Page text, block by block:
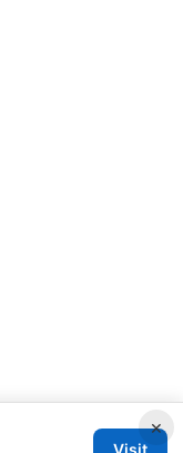
×
Visit